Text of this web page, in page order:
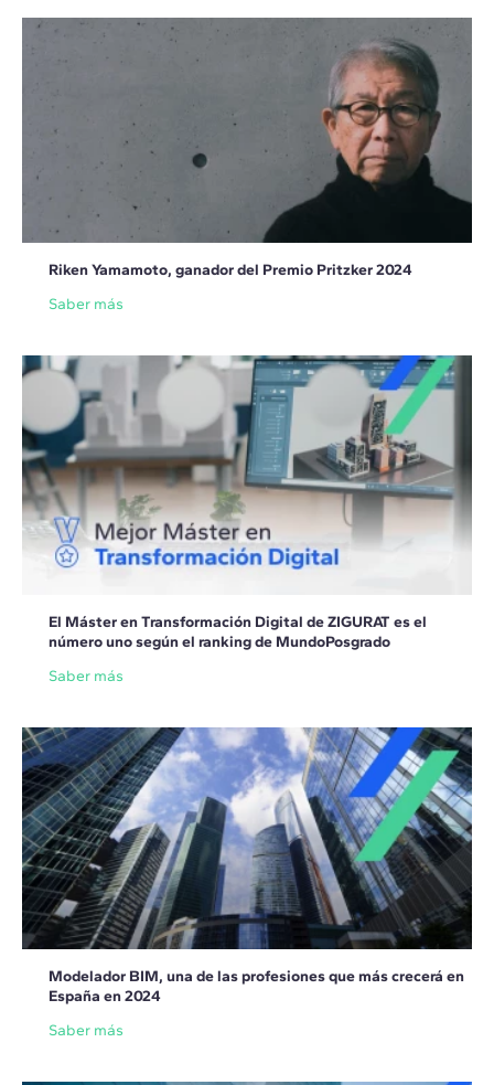
Riken Yamamoto, ganador del Premio Pritzker 2024
Saber más
El Máster en Transformación Digital de ZIGURAT es el
número uno según el ranking de MundoPosgrado
Saber más
Modelador BIM, una de las profesiones que más crecerá en
España en 2024
Saber más